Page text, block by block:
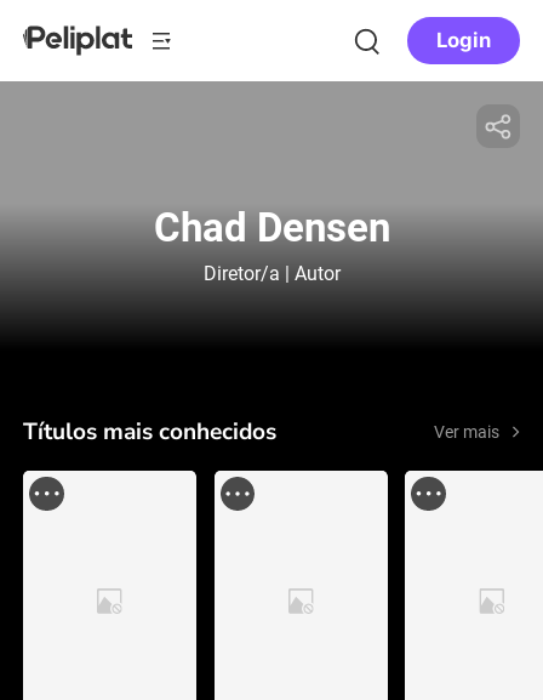
Login
Chad Densen
Diretor/a | Autor
Títulos mais conhecidos Ver mais